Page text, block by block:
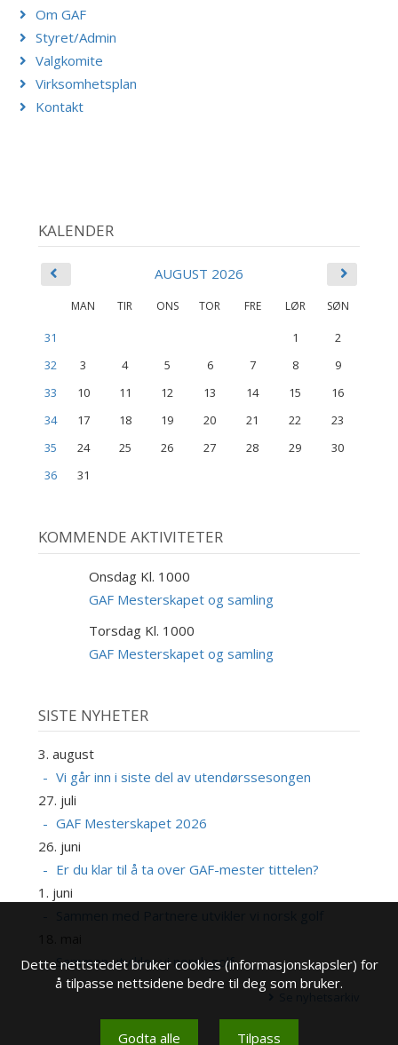
Om GAF
Styret/Admin
Valgkomite
Virksomhetsplan
Kontakt
KALENDER
AUGUST 2026
MAN TIR ONS TOR FRE LØR SØN
31 1
2
32
3 4 5 6 7 8
9
33
10 11 12 13 14 15
16
34
17 18 19 20 21 22
23
35
24 25 26 27 28 29
30
36
31
KOMMENDE AKTIVITETER
Onsdag Kl. 1000
GAF Mesterskapet og samling
Torsdag Kl. 1000
GAF Mesterskapet og samling
SISTE NYHETER
3. august
Vi går inn i siste del av utendørssesongen
27. juli
GAF Mesterskapet 2026
26. juni
Er du klar til å ta over GAF-mester tittelen?
1. juni
Sammen utvikler vi norsk golf
Dette nettstedet bruker cookies (informasjonskapsler) for
å tilpasse nettsidene bedre til deg som bruker.
Godta alle Tilpass